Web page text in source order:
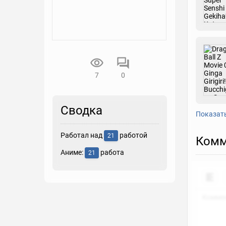
7 0
Сводка
Работал над 21 работой
Аниме: 21 работа